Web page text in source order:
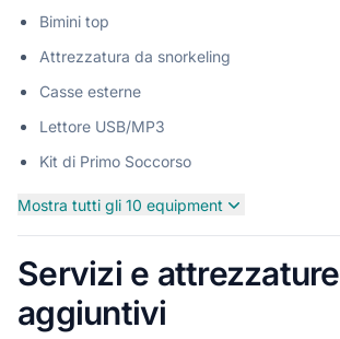
Bimini top
Attrezzatura da snorkeling
Casse esterne
Lettore USB/MP3
Kit di Primo Soccorso
Mostra tutti gli 10 equipment
Servizi e attrezzature
aggiuntivi